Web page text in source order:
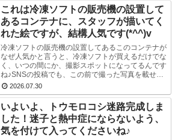
これは冷凍ソフトの販売機の設置して
あるコンテナに、スタッフが描いてく
れた絵ですが、結構人気です(*^^)v
冷凍ソフトの販売機の設置してあるこのコンテナが
なぜ人気かと言うと、冷凍ソフトが買えるだけでな
く、いつの間にか、撮影スポットになってるんです
ね♪SNSの投稿でも、この前で撮った写真を載せて
る方多数です(^-^) かわいい写真が撮れますよ♪冷
凍...
2026.07.30
いよいよ、トウモロコシ迷路完成しま
した！迷子と熱中症にならないよう、
気を付けて入ってくださいね♪